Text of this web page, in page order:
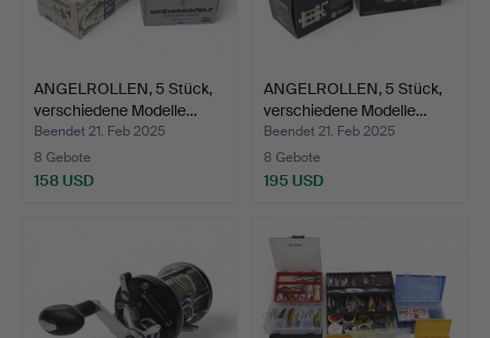
ANGELROLLEN, 5 Stück,
verschiedene Modelle…
Beendet 21. Feb 2025
8 Gebote
158 USD
ANGELROLLEN, 5 Stück,
verschiedene Modelle…
Beendet 21. Feb 2025
8 Gebote
195 USD